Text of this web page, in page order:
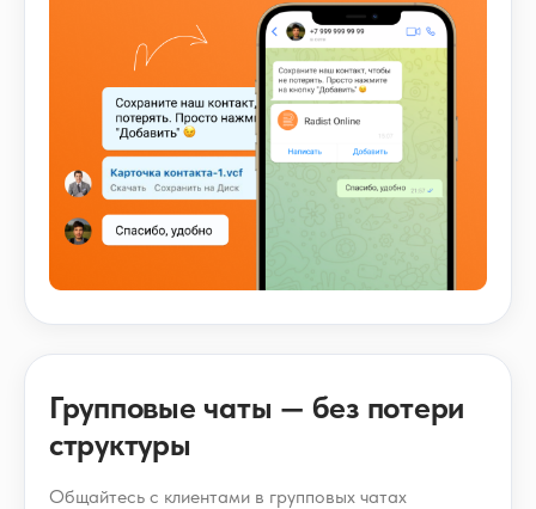
Групповые чаты — без потери
структуры
Общайтесь с клиентами в групповых чатах